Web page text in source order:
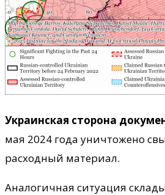
Украинская сторона
мая 2024 года уничтожено
расходный материал.
Аналогичная ситуация